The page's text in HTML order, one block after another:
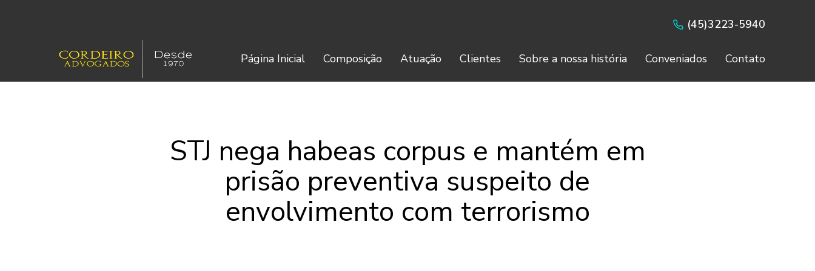
(45)3223-5940
Página Inicial Composição Atuação Clientes Sobre a nossa história Conveniados Contato
STJ nega habeas corpus e mantém em
prisão preventiva suspeito de
envolvimento com terrorismo